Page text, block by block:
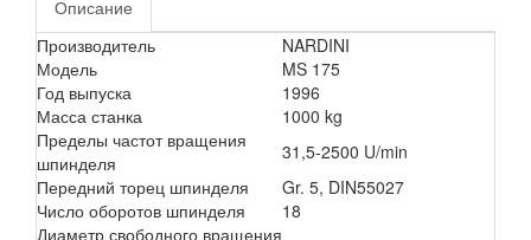
Описание
Производитель
NARDINI
Модель
MS 175
Год выпуска
1996
Масса станка
1000 kg
Пределы частот вращения
шпинделя
31,5-2500 U/min
Передний торец шпинделя
Gr. 5, DIN55027
Число оборотов шпинделя
18
Диаметр свободного вращения